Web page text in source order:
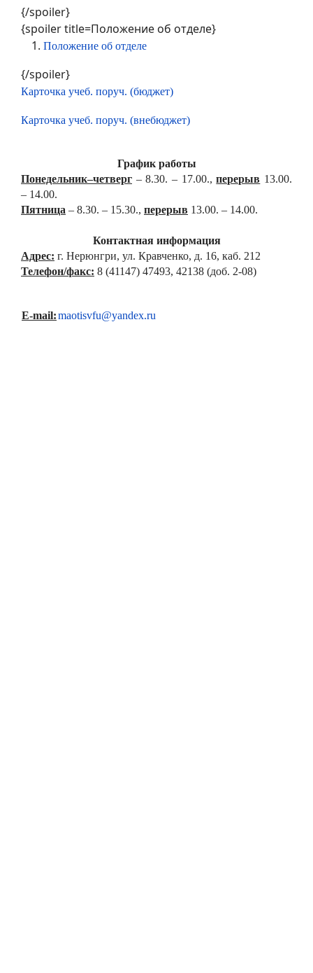
{/spoiler}
{spoiler title=Положение об отделе}
Положение об отделе
{/spoiler}
Карточка учеб. поруч. (бюджет)
Карточка учеб. поруч. (внебюджет)
График работы
Понедельник–четверг – 8.30. – 17.00.,перерыв 13.00.
– 14.00.
Пятница – 8.30. – 15.30., перерыв 13.00. – 14.00.
Контактная информация
Адрес: г. Нерюнгри, ул. Кравченко, д. 16, каб. 212
Телефон/факс: 8 (41147) 47493, 42138 (доб. 2-08)
E-mail:maotisvfu@yandex.ru